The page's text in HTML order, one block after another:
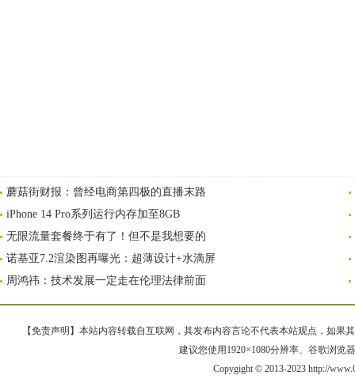
蘑菇街财报：曾经电商第四极的直播末路
iPhone 14 Pro系列运行内存加至8GB
无限流量套餐终于有了！但不是我想要的
诺基亚7.2渲染图再曝光：超薄设计+水滴屏
周鸿祎：技术发展一定走在伦理法律前面
【免责声明】本站内容转载自互联网，其发布内容言论不代表本站观点，如果
建议您使用1920×1080分辨率、谷歌浏览
Copygight © 2013-2023 http://